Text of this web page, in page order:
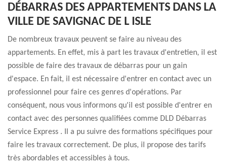
DÉBARRAS DES APPARTEMENTS DANS LA
VILLE DE SAVIGNAC DE L ISLE
De nombreux travaux peuvent se faire au niveau des
appartements. En effet, mis à part les travaux d'entretien, il est
possible de faire des travaux de débarras pour un gain
d'espace. En fait, il est nécessaire d'entrer en contact avec un
professionnel pour faire ces genres d'opérations. Par
conséquent, nous vous informons qu'il est possible d'entrer en
contact avec des personnes qualifiées comme DLD Débarras
Service Express . Il a pu suivre des formations spécifiques pour
faire les travaux correctement. De plus, il propose des tarifs
très abordables et accessibles à tous.